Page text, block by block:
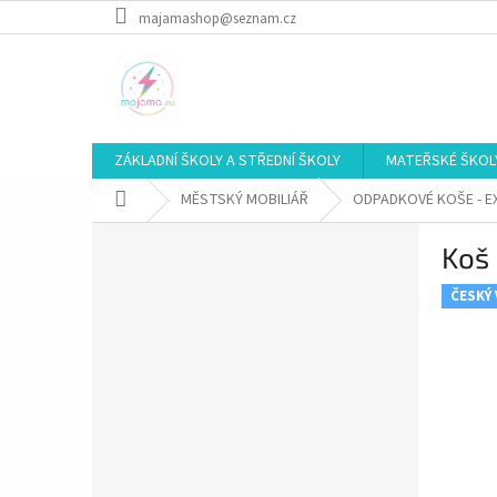
na
majamashop@seznam.cz
ZÁKLADNÍ ŠKOLY A STŘEDNÍ ŠKOLY MATEŘSKÉ
Domů MĚSTSKÝ MOBILIÁŘ ODPADKOVÉ KOŠE -
ČESKÝ